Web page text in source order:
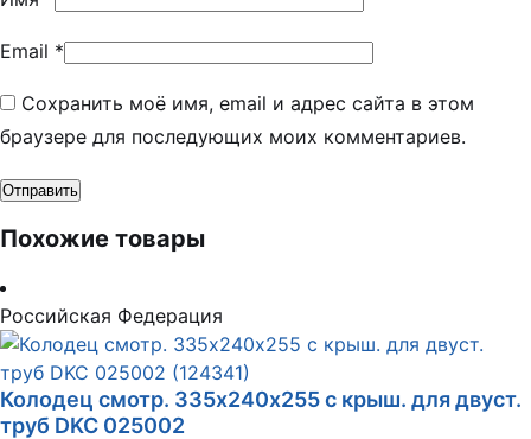
Email *
Сохранить моё имя, email и адрес сайта в этом
браузере для последующих моих комментариев.
Похожие товары
Российская Федерация
Колодец смотр. 335х240х255 с крыш. для двуст.
труб DKC 025002